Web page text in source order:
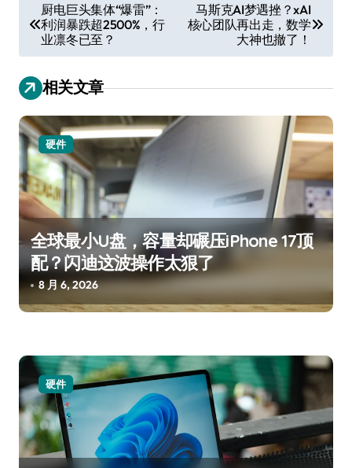
章
导
航
厨电巨头集体“爆雷”：
利润暴跌超2500%，行
业凛冬已至？
马斯克AI梦遇挫？xAI
核心团队再出走，数学
大神也撤了！
相关文章
硬件
全球最小U盘，容量却碾压iPhone 17顶
配？闪迪这波操作太狠了
8 月 6, 2026
硬件